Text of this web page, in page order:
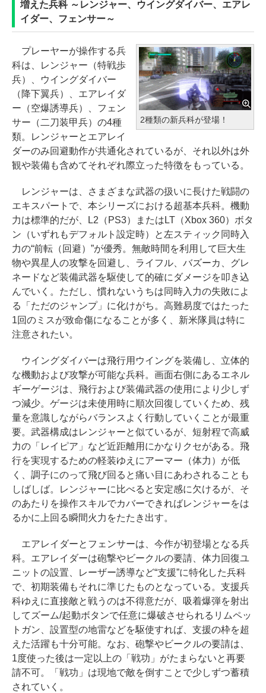
増えた兵科 ～レンジャー、ウイングダイバー、エアレ
イダー、フェンサー～
2種類の新兵科が登場！
プレーヤーが操作する兵
科は、レンジャー（特戦歩
兵）、ウイングダイバー
（降下翼兵）、エアレイダ
ー（空爆誘導兵）、フェン
サー（二刀装甲兵）の4種
類。レンジャーとエアレイ
ダーのみ回避動作が共通化されているが、それ以外は外
観や装備も含めてそれぞれ際立った特徴をもっている。
レンジャーは、さまざまな武器の扱いに長けた戦闘の
エキスパートで、本シリーズにおける超基本兵科。機動
力は標準的だが、L2（PS3）またはLT（Xbox 360）ボタ
ン（いずれもデフォルト設定時）と左スティック同時入
力の“前転（回避）”が優秀。無敵時間を利用して巨大生
物や異星人の攻撃を回避し、ライフル、バズーカ、グレ
ネードなど装備武器を駆使して的確にダメージを叩き込
んでいく。ただし、慣れないうちは同時入力の失敗によ
る「ただのジャンプ」に化けがち。高難易度ではたった
1回のミスが致命傷になることが多く、新米隊員は特に
注意されたい。
ウイングダイバーは飛行用ウイングを装備し、立体的
な機動および攻撃が可能な兵科。画面右側にあるエネル
ギーゲージは、飛行および装備武器の使用により少しず
つ減少。ゲージは未使用時に順次回復していくため、残
量を意識しながらバランスよく行動していくことが最重
要。武器構成はレンジャーと似ているが、短射程で高威
力の「レイピア」など近距離用にかなりクセがある。飛
行を実現するための軽装ゆえにアーマー（体力）が低
く、調子にのって飛び回ると痛い目にあわされることも
しばしば。レンジャーに比べると安定感に欠けるが、そ
のあたりを操作スキルでカバーできればレンジャーをは
るかに上回る瞬間火力をたたき出す。
エアレイダーとフェンサーは、今作が初登場となる兵
科。エアレイダーは砲撃やビークルの要請、体力回復ユ
ニットの設置、レーザー誘導など“支援”に特化した兵科
で、初期装備もそれに準じたものとなっている。支援兵
科ゆえに直接敵と戦うのは不得意だが、吸着爆弾を射出
してズーム/起動ボタンで任意に爆破させられるリムペッ
トガン、設置型の地雷などを駆使すれば、支援の枠を超
えた活躍も十分可能。なお、砲撃やビークルの要請は、
1度使った後は一定以上の「戦功」がたまらないと再要
請不可。「戦功」は現地で敵を倒すことで少しずつ蓄積
されていく。